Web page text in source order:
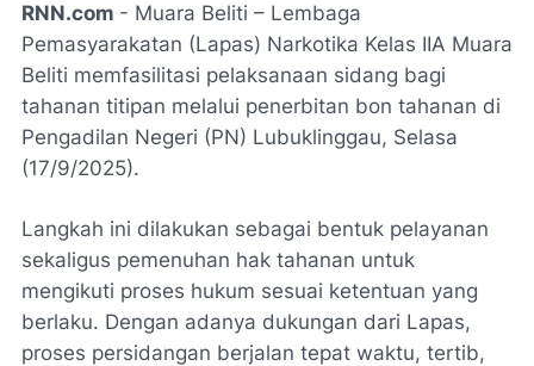
RNN.com - Muara Beliti – Lembaga
Pemasyarakatan (Lapas) Narkotika Kelas IIA Muara
Beliti memfasilitasi pelaksanaan sidang bagi
tahanan titipan melalui penerbitan bon tahanan di
Pengadilan Negeri (PN) Lubuklinggau, Selasa
(17/9/2025).
Langkah ini dilakukan sebagai bentuk pelayanan
sekaligus pemenuhan hak tahanan untuk
mengikuti proses hukum sesuai ketentuan yang
berlaku. Dengan adanya dukungan dari Lapas,
proses persidangan berjalan tepat waktu, tertib,